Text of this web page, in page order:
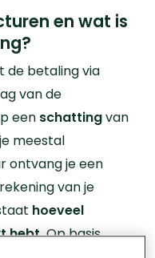
en wat is
de betaling via
van de
een schattingvan
meestal
ontvang je een
van je
hoeveel
hebt.Op basis